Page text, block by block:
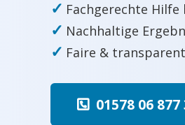
✓ Fachgerechte
✓ Nachhaltige
✓ Faire &
01578 06 877